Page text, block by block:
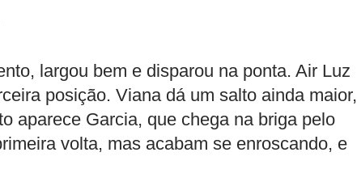
largou bem e disparou na ponta. Air Luz
posição. Viana dá um salto ainda maior,
aparece Garcia, que chega na briga pelo
volta, mas acabam se enroscando, e